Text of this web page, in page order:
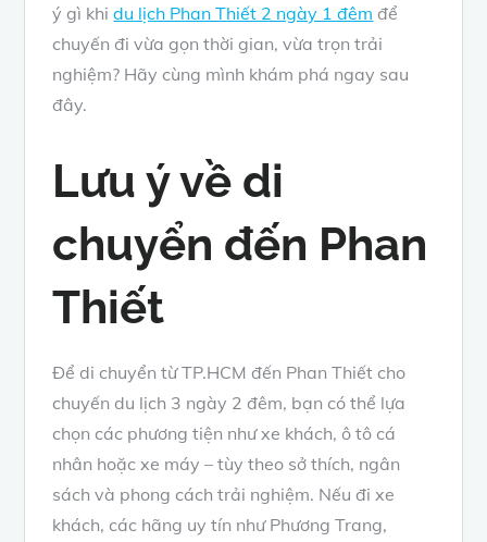
ý gì khidu lịch Phan Thiết 2 ngày 1 đêm để
chuyến đi vừa gọn thời gian, vừa trọn trải
nghiệm? Hãy cùng mình khám phá ngay sau
đây.
Lưu ý về di
chuyển đến Phan
Thiết
Để di chuyển từ TP.HCM đến Phan Thiết cho
chuyến du lịch 3 ngày 2 đêm, bạn có thể lựa
chọn các phương tiện như xe khách, ô tô cá
nhân hoặc xe máy – tùy theo sở thích, ngân
sách và phong cách trải nghiệm. Nếu đi xe
khách, các hãng uy tín như Phương Trang,